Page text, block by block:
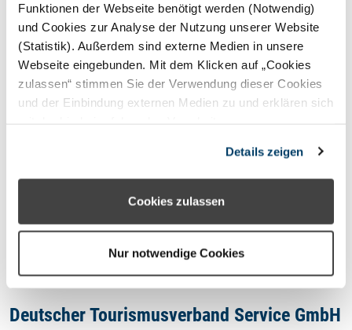
Funktionen der Webseite benötigt werden (Notwendig)
und Cookies zur Analyse der Nutzung unserer Website
(Statistik). Außerdem sind externe Medien in unsere
Webseite eingebunden. Mit dem Klicken auf „Cookies
zulassen“ stimmen Sie der Verwendung dieser Cookies
und der Einbindung externen Medien zu und erklären sich
können Sie über die Schaltfläche „Nur notwendige
Cookies“ ohne die Erklärung einer Einwilligung fortfahren.
In diesem Fall werden nur notwendige Cookies
den Cookie- Einstellungen widerrufen oder ändern.
Details zeigen
Cookies zulassen
Nur notwendige Cookies
Oops, an error occurred! Code:
202608060554179347411e
Deutscher Tourismusverband Service GmbH
Datenschutzhinweis